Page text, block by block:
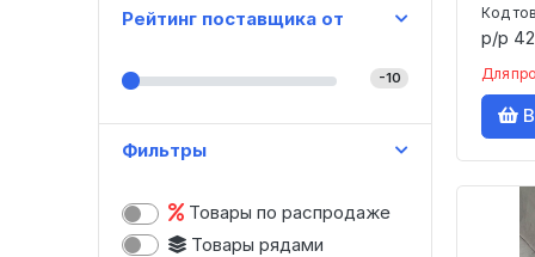
Детская одежда
Домашняя одежда
Зонты
Канцтовары
Картины, модульные картины
Рейтинг поставщика от
-10
Фильтры
Товары по распродаже
Товары рядами
Код
р/р
Для
В